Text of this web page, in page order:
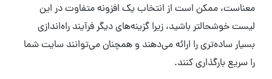
معناست، ممکن است از انتخاب یک افزونه متفاوت در این
لیست خوشحالتر باشید، زیرا گزینه‌های دیگر فرآیند راه‌اندازی
بسیار ساده‌تری را ارائه می‌دهند و همچنان می‌توانند سایت شما
را سریع بارگذاری کنند.